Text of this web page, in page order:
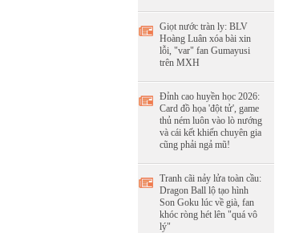
Giọt nước tràn ly: BLV
Hoàng Luân xóa bài xin
lỗi, "var" fan Gumayusi
trên MXH
Đỉnh cao huyền học 2026:
Card đồ họa 'đột tử', game
thủ ném luôn vào lò nướng
và cái kết khiến chuyên gia
cũng phải ngả mũ!
Tranh cãi nảy lửa toàn cầu:
Dragon Ball lộ tạo hình
Son Goku lúc về già, fan
khóc ròng hét lên "quá vô
lý"